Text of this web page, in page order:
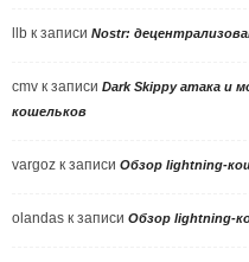
llb к записи Nostr:
cmv к записи Dark Skippy атака и
кошельков
vargoz к записи Обзор lightning-
olandas к записи Обзор lightning-